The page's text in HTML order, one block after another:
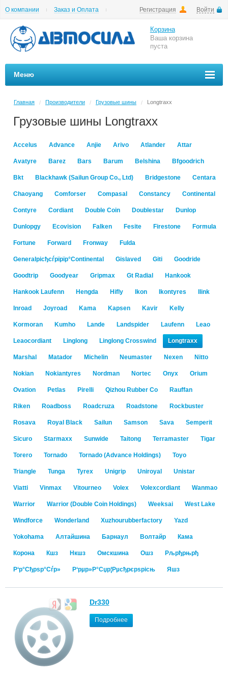
Регистрация Войти
О компании
Заказ и Оплата
Корзина
Ваша корзина
пуста
Меню
Главная / Производители / Грузовые шины / Longtraxx
Грузовые шины Longtraxx
Accelus Advance Anjie Arivo Atlander Attar
Avatyre Barez Bars Barum Belshina Bfgoodrich
Bkt Blackhawk (Sailun Group Co., Ltd) Bridgestone Centara
Chaoyang Comforser Compasal Constancy Continental
Contyre Cordiant Double Coin Doublestar Dunlop
Dunlopgy Ecovision Falken Fesite Firestone Formula
Fortune Forward Fronway Fulda
Generalрісђсѓрїрїр°Continental Gislaved Giti Goodride
Goodtrip Goodyear Gripmax Gt Radial Hankook
Hankook Laufenn Hengda Hifly Ikon Ikontyres Ilink
Inroad Joyroad Kama Kapsen Kavir Kelly
Kormoran Kumho Lande Landspider Laufenn Leao
Leaocordiant Linglong Linglong Crosswind Longtraxx
Marshal Matador Michelin Neumaster Nexen Nitto
Nokian Nokiantyres Nordman Nortec Onyx Orium
Ovation Petlas Pirelli Qizhou Rubber Co Rauffan
Riken Roadboss Roadcruza Roadstone Rockbuster
Rosava Royal Black Sailun Samson Sava Semperit
Sicuro Starmaxx Sunwide Taitong Terramaster Tigar
Torero Tornado Tornado (Advance Holdings) Toyo
Triangle Tunga Tyrex Unigrip Uniroyal Unistar
Viatti Vinmax Vitourneo Volex Volexcordiant Wanmao
Warrior Warrior (Double Coin Holdings) Weeksai West Lake
Windforce Wonderland Xuzhourubberfactory Yazd
Yokohama Алтайшина Барнаул Волтайр Кама
Корона Кшз Нкшз Омскшина Ошз Рљрђрњрђ
Р‘р°Сђрѕр°Сѓр» Р‘рµр»Р°Сџр¦Рµсђрєрѕрісњ Яшз
Dr330
Подробнее